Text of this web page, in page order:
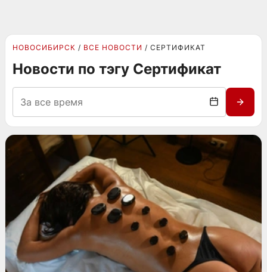
НОВОСИБИРСК ВСЕ НОВОСТИ СЕРТИФИКАТ
Новости по тэгу Сертификат